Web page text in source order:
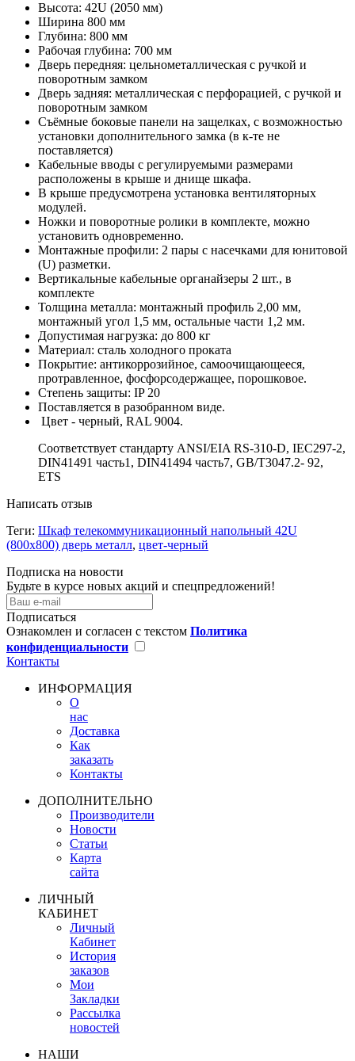
Высота: 42U (2050 мм)
Ширина 800 мм
Глубина: 800 мм
Рабочая глубина: 700 мм
Дверь передняя: цельнометаллическая с ручкой и
поворотным замком
Дверь задняя: металлическая с перфорацией, с ручкой и
поворотным замком
Съёмные боковые панели на защелках, с возможностью
установки дополнительного замка (в к-те не
поставляется)
Кабельные вводы с регулируемыми размерами
расположены в крыше и днище шкафа.
В крыше предусмотрена установка вентиляторных
модулей.
Ножки и поворотные ролики в комплекте, можно
установить одновременно.
Монтажные профили: 2 пары с насечками для юнитовой
(U) разметки.
Вертикальные кабельные органайзеры 2 шт., в
комплекте
Толщина металла: монтажный профиль 2,00 мм,
монтажный угол 1,5 мм, остальные части 1,2 мм.
Допустимая нагрузка: до 800 кг
Материал: сталь холодного проката
Покрытие: антикоррозийное, самоочищающееся,
протравленное, фосфорсодержащее, порошковое.
Степень защиты: IP 20
Поставляется в разобранном виде.
Цвет - черный, RAL 9004.
Соответствует стандарту ANSI/EIA RS-310-D, IEC297-2,
DIN41491 часть1, DIN41494 часть7, GB/T3047.2- 92,
ETS
Написать отзыв
Теги: Шкаф телекоммуникационный напольный 42U
(800х800) дверь металл, цвет-черный
Подписка на новости
Будьте в курсе новых акций и спецпредложений!
Подписаться
Ознакомлен и согласен с текстом Политика
конфиденциальности
Контакты
ИНФОРМАЦИЯ
О
нас
Доставка
Как
заказать
Контакты
ДОПОЛНИТЕЛЬНО
Производители
Новости
Статьи
Карта
сайта
ЛИЧНЫЙ
КАБИНЕТ
Личный
Кабинет
История
заказов
Мои
Закладки
Рассылка
новостей
НАШИ